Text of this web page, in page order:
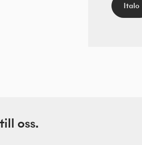
Italo
oss.